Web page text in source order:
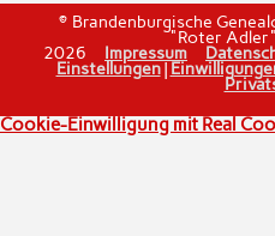
© Brandenburgische
"Roter
2026 Impressum
Einstellungen|
Cookie-Einwilligung mit Real